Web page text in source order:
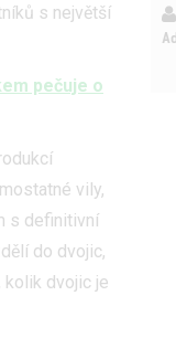
s největší
pečuje o
vily,
s definitivní
do dvojic,
kolik dvojic je